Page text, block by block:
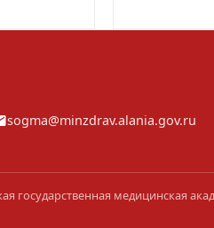
sogma@minzdrav.alania.gov.ru
государственная медицинская